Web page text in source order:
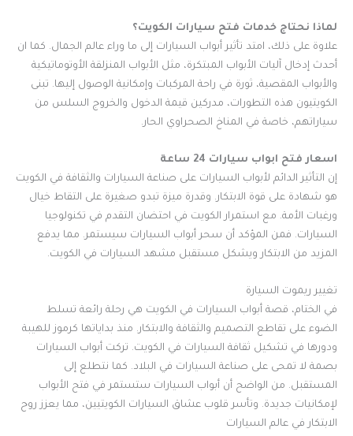
لماذا نحتاج خدمات فتح سيارات الكويت؟
علاوة على ذلك، امتد تأثير أبواب السيارات إلى ما وراء عالم الجمال. كما ان
أحدث إدخال آليات الأبواب المبتكرة، مثل الأبواب المنزلقة الأوتوماتيكية
والأبواب المقصية، ثورة في راحة المركبات وإمكانية الوصول إليها. تبنى
الكويتيون هذه التطورات، مدركين قيمة الدخول والخروج السلس من
سياراتهم، خاصة في المناخ الصحراوي الحار.
اسعار فتح ابواب سيارات 24 ساعة
إن التأثير الدائم لأبواب السيارات على صناعة السيارات والثقافة في الكويت
هو شهادة على قوة الابتكار. وقدرة ميزة تبدو صغيرة على التقاط خيال
ورغبات الأمة. مع استمرار الكويت في احتضان التقدم في تكنولوجيا
السيارات. فمن المؤكد أن سحر أبواب السيارات سيستمر. مما يدفع
المزيد من الابتكار ويشكل مستقبل مشهد السيارات في الكويت.
تغيير ريموت السيارة
في الختام، قصة أبواب السيارات في الكويت هي رحلة رائعة تسلط
الضوء على تقاطع التصميم والثقافة والابتكار. منذ بداياتها كرموز للهيبة
ودورها في تشكيل ثقافة السيارات في الكويت. تركت أبواب السيارات
بصمة لا تمحى على صناعة السيارات في البلاد. كما نتطلع إلى
المستقبل. من الواضح أن أبواب السيارات ستستمر في فتح الأبواب
لإمكانيات جديدة. وتأسر قلوب عشاق السيارات الكويتيين، مما يعزز روح
الابتكار في عالم السيارات